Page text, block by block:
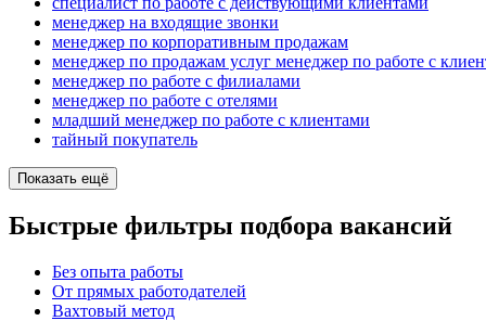
менеджер на входящие звонки
менеджер по корпоративным продажам
менеджер по продажам услуг менеджер по работе с
менеджер по работе с филиалами
менеджер по работе с отелями
младший менеджер по работе с клиентами
тайный покупатель
Показать ещё
Быстрые фильтры подбора вакансий
Без опыта работы
От прямых работодателей
Вахтовый метод